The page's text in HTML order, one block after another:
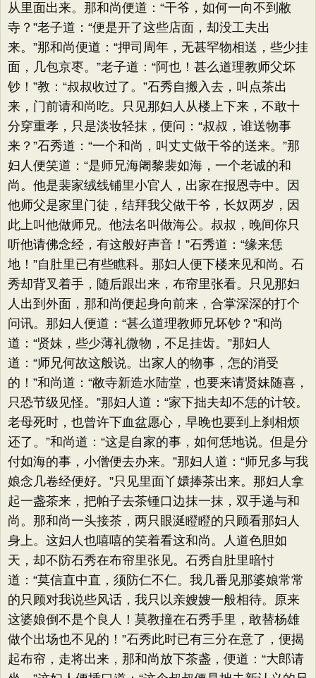
从里面出来。那和尚便道：“干爷，如何一向不到敝
寺？”老子道：“便是开了这些店面，却没工夫出
来。”那和尚便道：“押司周年，无甚罕物相送，些少挂
面，几包京枣。”老子道：“阿也！甚么道理教师父坏
钞！”教：“叔叔收过了。”石秀自搬入去，叫点茶出
来，门前请和尚吃。只见那妇人从楼上下来，不敢十
分穿重孝，只是淡妆轻抹，便问：“叔叔，谁送物事
来？”石秀道：“一个和尚，叫丈丈做干爷的送来。”那
妇人便笑道：“是师兄海阇黎裴如海，一个老诚的和
尚。他是裴家绒线铺里小官人，出家在报恩寺中。因
他师父是家里门徒，结拜我父做干爷，长奴两岁，因
此上叫他做师兄。他法名叫做海公。叔叔，晚间你只
听他请佛念经，有这般好声音！”石秀道：“缘来恁
地！”自肚里已有些瞧科。那妇人便下楼来见和尚。石
秀却背叉着手，随后跟出来，布帘里张看。只见那妇
人出到外面，那和尚便起身向前来，合掌深深的打个
问讯。那妇人便道：“甚么道理教师兄坏钞？”和尚
道：“贤妹，些少薄礼微物，不足挂齿。”那妇人
道：“师兄何故这般说。出家人的物事，怎的消受
的！”和尚道：“敝寺新造水陆堂，也要来请贤妹随喜，
只恐节级见怪。”那妇人道：“家下拙夫却不恁的计较。
老母死时，也曾许下血盆愿心，早晚也要到上刹相烦
还了。”和尚道：“这是自家的事，如何恁地说。但是分
付如海的事，小僧便去办来。”那妇人道：“师兄多与我
娘念几卷经便好。”只见里面丫嬛捧茶出来。那妇人拿
起一盏茶来，把帕子去茶锺口边抹一抹，双手递与和
尚。那和尚一头接茶，两只眼涎瞪瞪的只顾看那妇人
身上。这妇人也嘻嘻的笑着看这和尚。人道色胆如
天，却不防石秀在布帘里张见。石秀自肚里暗忖
道：“莫信直中直，须防仁不仁。我几番见那婆娘常常
的只顾对我说些风话，我只以亲嫂嫂一般相待。原来
这婆娘倒不是个良人！莫教撞在石秀手里，敢替杨雄
做个出场也不见的！”石秀此时已有三分在意了，便揭
起布帘，走将出来，那和尚放下茶盏，便道：“大郎请